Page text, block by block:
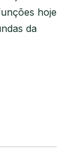
hoje
da